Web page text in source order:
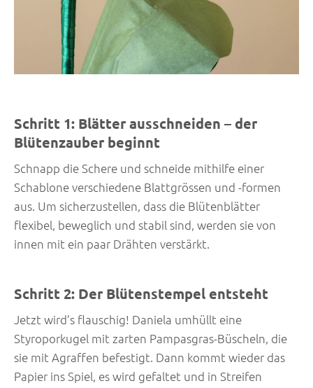
Schritt 1: Blätter ausschneiden – der
Blütenzauber beginnt
Schnapp die Schere und schneide mithilfe einer
Schablone verschiedene Blattgrössen und -formen
aus. Um sicherzustellen, dass die Blütenblätter
flexibel, beweglich und stabil sind, werden sie von
innen mit ein paar Drähten verstärkt.
Schritt 2: Der Blütenstempel entsteht
Jetzt wird’s flauschig! Daniela umhüllt eine
Styroporkugel mit zarten Pampasgras-Büscheln, die
sie mit Agraffen befestigt. Dann kommt wieder das
Papier ins Spiel, es wird gefaltet und in Streifen